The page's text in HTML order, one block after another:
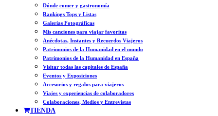
Dónde comer y gastronomía
Rankings Tops y Listas
Galerías Fotográficas
Mis canciones para viajar favoritas
Anécdotas, Instantes y Recuerdos Viajeros
Patrimonios de la Humanidad en el mundo
Patrimonios de la Humanidad en España
Visitar todas las capitales de España
Eventos y Exposiciones
Accesorios y regalos para viajeros
Viajes y experiencias de colaboradores
Colaboraciones, Medios y Entrevistas
TIENDA